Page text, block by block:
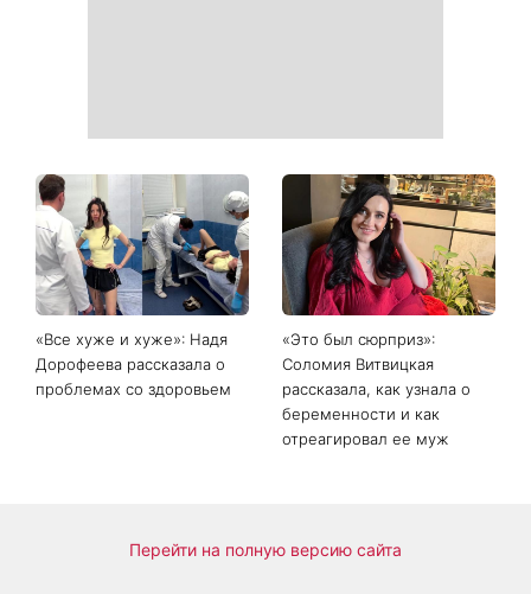
«Все хуже и хуже»: Надя
Дорофеева рассказала о
проблемах со здоровьем
«Это был сюрприз»:
Соломия Витвицкая
рассказала, как узнала о
беременности и как
отреагировал ее муж
Перейти на полную версию сайта